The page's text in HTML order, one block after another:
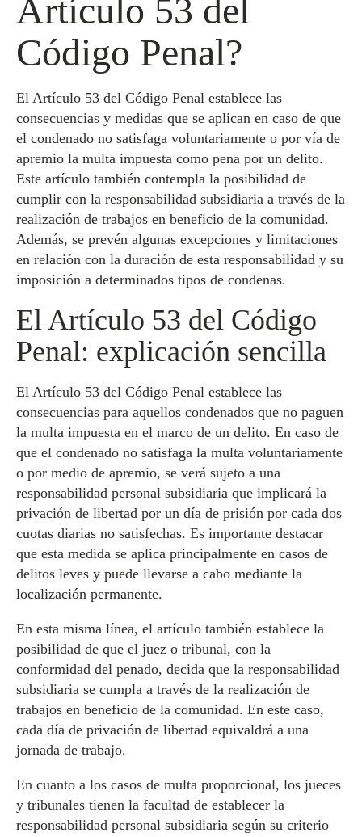
Artículo 53 del
Código Penal?
El Artículo 53 del Código Penal establece las
consecuencias y medidas que se aplican en caso de que
el condenado no satisfaga voluntariamente o por vía de
apremio la multa impuesta como pena por un delito.
Este artículo también contempla la posibilidad de
cumplir con la responsabilidad subsidiaria a través de la
realización de trabajos en beneficio de la comunidad.
Además, se prevén algunas excepciones y limitaciones
en relación con la duración de esta responsabilidad y su
imposición a determinados tipos de condenas.
El Artículo 53 del Código
Penal: explicación sencilla
El Artículo 53 del Código Penal establece las
consecuencias para aquellos condenados que no paguen
la multa impuesta en el marco de un delito. En caso de
que el condenado no satisfaga la multa voluntariamente
o por medio de apremio, se verá sujeto a una
responsabilidad personal subsidiaria que implicará la
privación de libertad por un día de prisión por cada dos
cuotas diarias no satisfechas. Es importante destacar
que esta medida se aplica principalmente en casos de
delitos leves y puede llevarse a cabo mediante la
localización permanente.
En esta misma línea, el artículo también establece la
posibilidad de que el juez o tribunal, con la
conformidad del penado, decida que la responsabilidad
subsidiaria se cumpla a través de la realización de
trabajos en beneficio de la comunidad. En este caso,
cada día de privación de libertad equivaldrá a una
jornada de trabajo.
En cuanto a los casos de multa proporcional, los jueces
y tribunales tienen la facultad de establecer la
responsabilidad personal subsidiaria según su criterio